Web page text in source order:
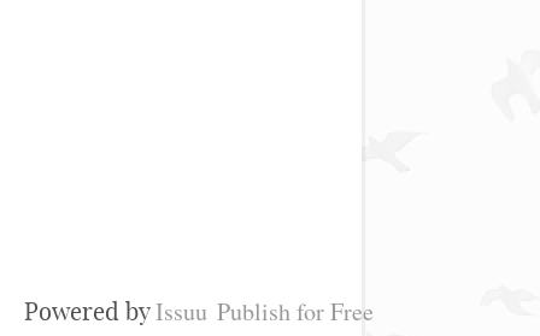
Powered byIssuu Publish for Free